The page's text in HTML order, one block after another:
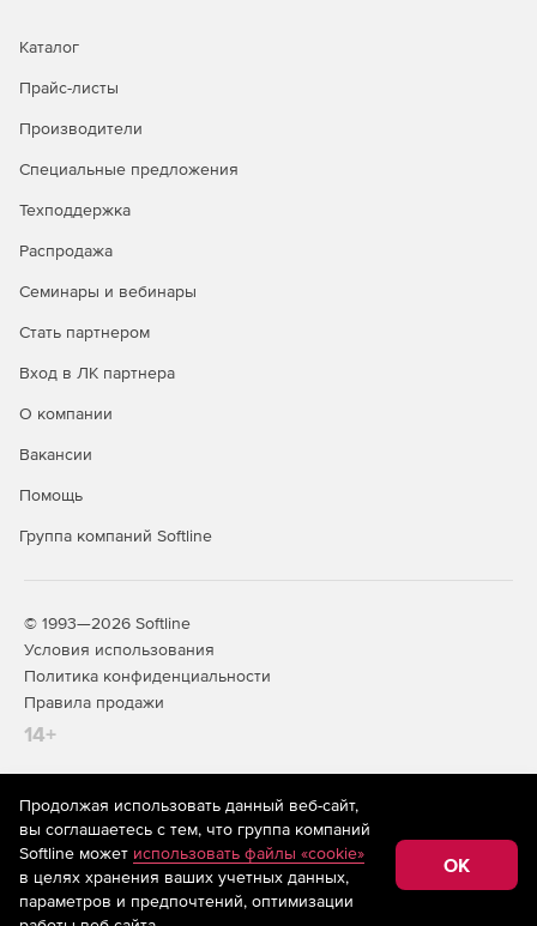
Windows WMI с помощью графического интерфейса.
Удаленное восстановление ключей продуктов.
доменами и рабочими группами.
Задачи администрирования можно выполнять
Мастер настройки для быстрого начала работы.
Одна лицензия ИТ-администратора для
серверов и рабочих станций.
испанском, итальянском, немецком и французском.
Каталог
Прайс-листы
Производители
Специальные предложения
Техподдержка
Распродажа
Семинары и вебинары
Стать партнером
Вход в ЛК партнера
О компании
Вакансии
Помощь
Группа компаний Softline
© 1993—2026 Softline
Условия использования
Политика конфиденциальности
Правила продажи
14+
На информационном ресурсе store.softline.ru применяются
рекомендательные технологии(информационные технологии
предоставления информации на основе сбора,
систематизации и анализа сведений, относящихся к
предпочтениям пользователей сети «Интернет»,
находящихся на территории Российской Федерации)
Продолжая использовать данный веб-сайт,
вы соглашаетесь с тем, что группа компаний
Softline может использовать файлы «cookie»
в целях хранения ваших учетных данных,
параметров и предпочтений, оптимизации
OK